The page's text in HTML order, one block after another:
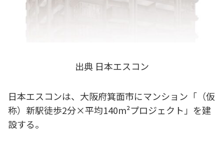
出典 日本エスコン
日本エスコンは、大阪府箕面市にマンション「（仮
称）新駅徒歩2分×平均140m²プロジェクト」を建
設する。